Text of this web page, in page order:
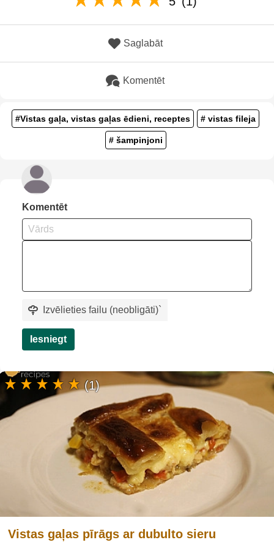
Saglabāt
Komentēt
#Vistas gaļa, vistas gaļas ēdieni, receptes # vistas fileja
# šampinjoni
Komentēt
Izvēlieties failu (neobligāti)`
Iesniegt
Vistas gaļas pīrāgs ar dubulto sieru
(1)